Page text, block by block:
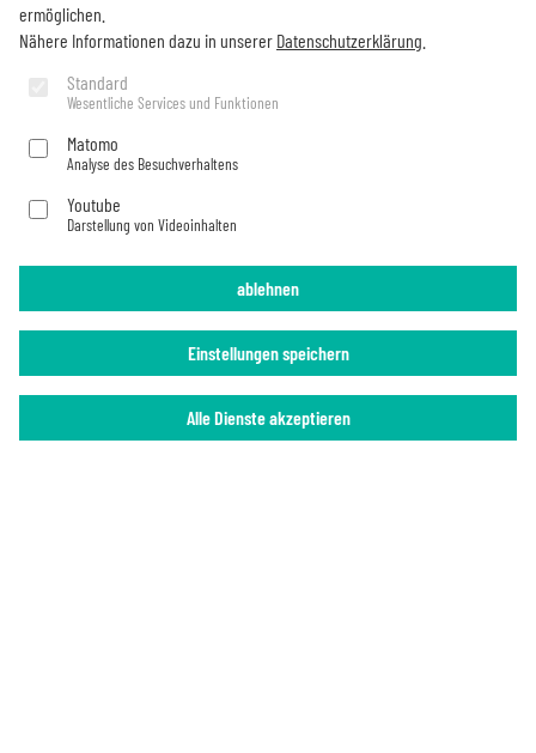
ermöglichen.
Nähere Informationen dazu in unserer Datenschutzerklärung
Standard
Wesentliche Services und Funktionen
Matomo
Analyse des Besuchverhaltens
Youtube
Darstellung von Videoinhalten
Alle Dienste akzeptieren
Einstellungen speichern
ablehnen